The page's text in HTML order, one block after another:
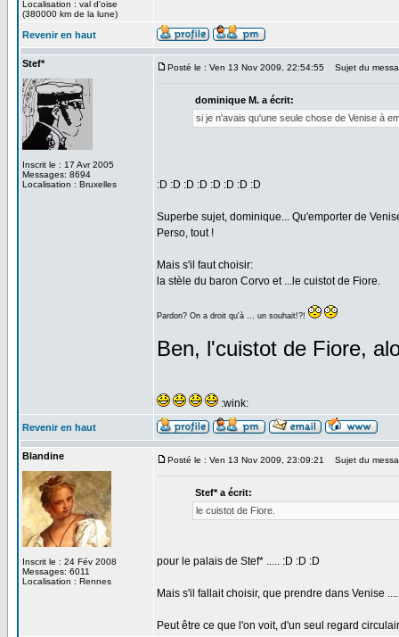
Localisation : val d'oise
(380000 km de la lune)
Revenir en haut
Stef*
Inscrit le : 17 Avr 2005
Messages: 8694
Localisation : Bruxelles
Posté le : Ven 13 Nov 2009, 22:54:55 Sujet du
dominique M. a écrit:
si je n'avais qu'une seule chose de Venise à
:D :D :D :D :D :D :D :D
Superbe sujet, dominique... Qu'emporter de
Perso, tout !
Mais s'il faut choisir:
la stèle du baron Corvo et ...le cuistot de Fiore.
Pardon? On a droit qu'à ... un souhait!?!
Ben, l'cuistot de Fiore,
:wink:
Revenir en haut
Blandine
Inscrit le : 24 Fév 2008
Messages: 6011
Localisation : Rennes
Posté le : Ven 13 Nov 2009, 23:09:21 Sujet du
Stef* a écrit:
le cuistot de Fiore.
pour le palais de Stef* ..... :D :D :D
Mais s'il fallait choisir, que prendre dans Venise ....
Peut être ce que l'on voit, d'un seul regard